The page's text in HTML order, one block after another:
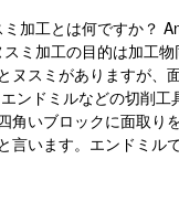
加工とは何ですか？
ミ加工の目的は加工物
ヌスミがありますが、
ンドミルなどの切削工
角いブロックに面取り
言います。エンドミル